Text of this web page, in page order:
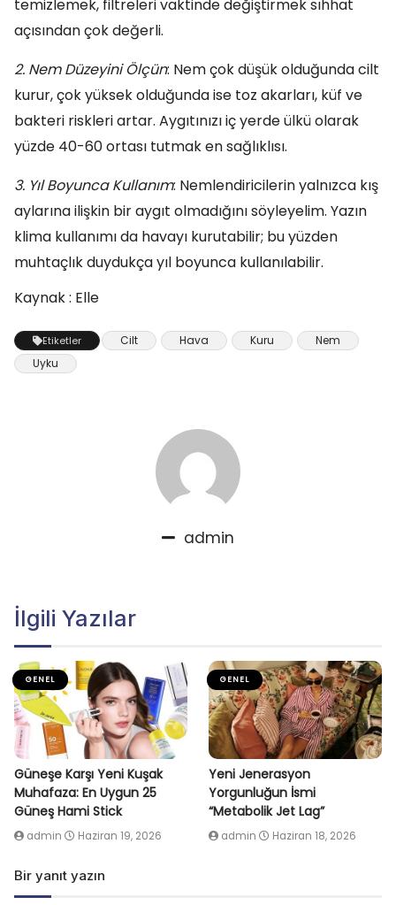
temizlemek, filtreleri vaktinde değiştirmek sıhhat
açısından çok değerli.
2. Nem Düzeyini Ölçün: Nem çok düşük olduğunda cilt
kurur, çok yüksek olduğunda ise toz akarları, küf ve
bakteri riskleri artar. Aygıtınızı iç yerde ülkü olarak
yüzde 40-60 ortası tutmak en sağlıklısı.
3. Yıl Boyunca Kullanım: Nemlendiricilerin yalnızca kış
aylarına ilişkin bir aygıt olmadığını söyleyelim. Yazın
klima kullanımı da havayı kurutabilir; bu yüzden
muhtaçlık duydukça yıl boyunca kullanılabilir.
Kaynak : Elle
Etiketler Cilt Hava Kuru
Nem
Uyku
admin
İlgili Yazılar
GENEL
Güneşe Karşı Yeni Kuşak
Muhafaza: En Uygun 25
Güneş Hami Stick
admin Haziran 19, 2026
GENEL
Yeni Jenerasyon
Yorgunluğun İsmi
“Metabolik Jet Lag”
admin Haziran 18, 2026
Bir yanıt yazın